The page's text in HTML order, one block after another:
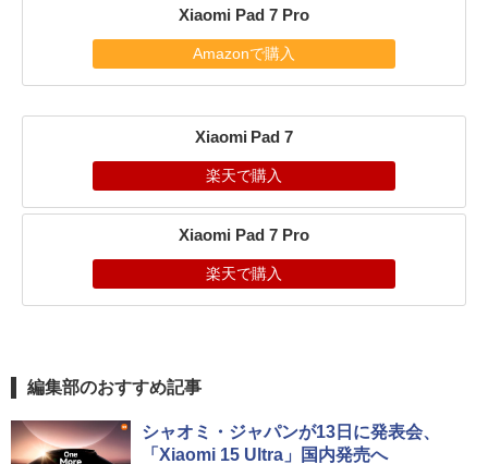
Xiaomi Pad 7 Pro
Amazonで購入
Xiaomi Pad 7
楽天で購入
Xiaomi Pad 7 Pro
楽天で購入
編集部のおすすめ記事
シャオミ・ジャパンが13日に発表会、
「Xiaomi 15 Ultra」国内発売へ